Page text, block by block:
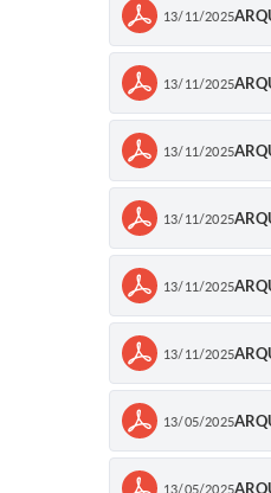
13/11/2025
13/11/2025
13/11/2025
13/11/2025
13/11/2025
13/11/2025
13/05/2025
13/05/2025